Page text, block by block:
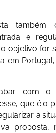
também
e
objetivo for
em
com o
que é o
a
proposta,